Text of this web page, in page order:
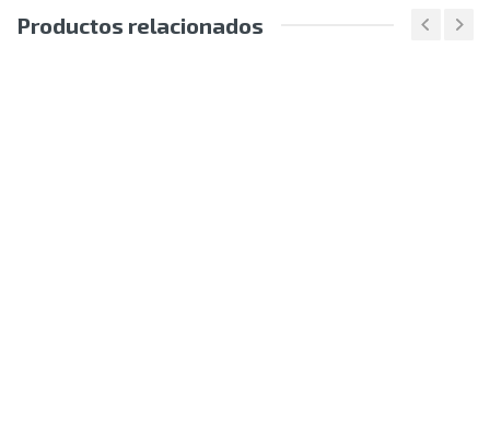
Productos relacionados